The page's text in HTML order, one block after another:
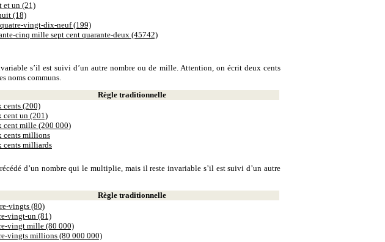
et un (21)
(18)
vingt-dix-neuf (199)
cinq mille sept cent quarante-deux (45742)
s’il est suivi d’un autre nombre ou de mille. Attention, on écrit deux cents
noms communs.
Règle traditionnelle
cents (200)
cent un (201)
cent mille (200 000)
cents millions
cents milliards
d’un nombre qui le multiplie, mais il reste invariable s’il est suivi d’un autre
Règle traditionnelle
vingts (80)
vingt-un (81)
vingt mille (80 000)
vingts millions (80 000 000)